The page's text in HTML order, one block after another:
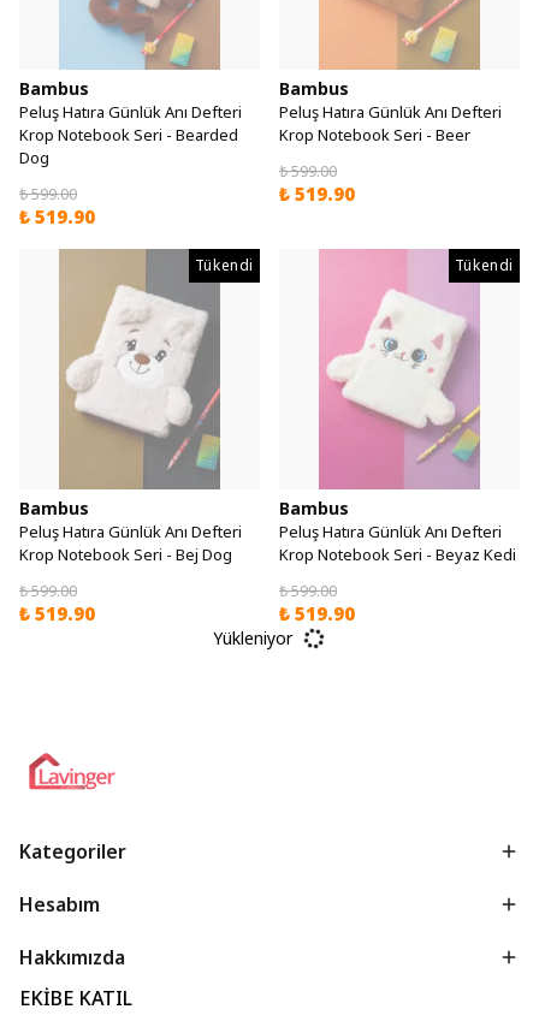
Bambus
Peluş Hatıra Günlük Anı Defteri
Krop Notebook Seri - Bearded
Dog
₺ 599.00
₺ 519.90
Bambus
Peluş Hatıra Günlük Anı Defteri
Krop Notebook Seri - Beer
₺ 599.00
₺ 519.90
Tükendi
Bambus
Peluş Hatıra Günlük Anı Defteri
Krop Notebook Seri - Bej Dog
₺ 599.00
₺ 519.90
Tükendi
Bambus
Peluş Hatıra Günlük Anı Defteri
Krop Notebook Seri - Beyaz Kedi
₺ 599.00
₺ 519.90
Yükleniyor
Kategoriler
Hesabım
Hakkımızda
EKİBE KATIL